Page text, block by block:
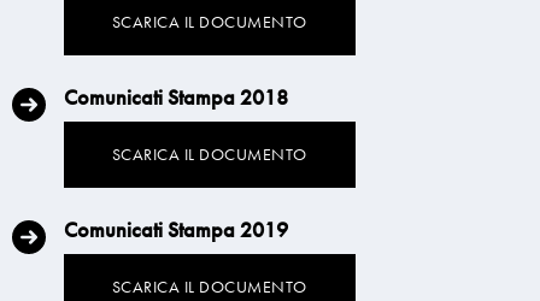
SCARICA IL DOCUMENTO
Comunicati Stampa 2018
SCARICA IL DOCUMENTO
Comunicati Stampa 2019
SCARICA IL DOCUMENTO